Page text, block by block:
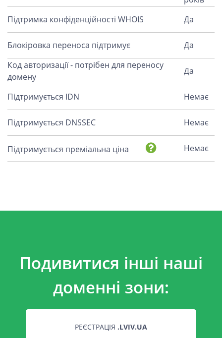
Підтримка конфіденційності WHOIS
Да
Блокіровка переноса підтримує
Да
Код авторизації - потрібен для переносу
домену
Да
Підтримується IDN Немає
Підтримується DNSSEC Немає
Підтримується преміальна ціна Немає
Подивитися інші наші
доменні зони:
РЕЄСТРАЦІЯ .LVIV.UA